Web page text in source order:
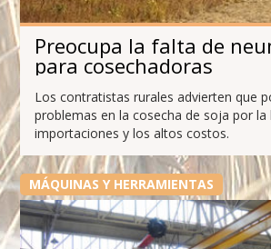
Preocupa la falta de
para cosechadoras
Los contratistas rurales advierten que
problemas en la cosecha de soja por la
importaciones y los altos costos.
MÁQUINAS Y HERRAMIENTAS